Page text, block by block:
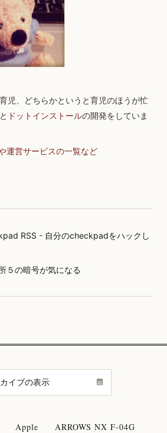
児、どちらかというと育児のほうが忙
ドットインストールの開発をしていま
運営サービスの一覧など
RSS - 自分のcheckpadをハックし
５の暗号が気になる
Apple
ARROWS NX F-04G